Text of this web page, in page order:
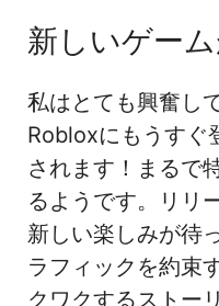
新しいゲー
私はとても興奮し
Robloxにもうすぐ
されます！まるで
るようです。リリ
新しい楽しみが待
ラフィックを約束
クワクするストー